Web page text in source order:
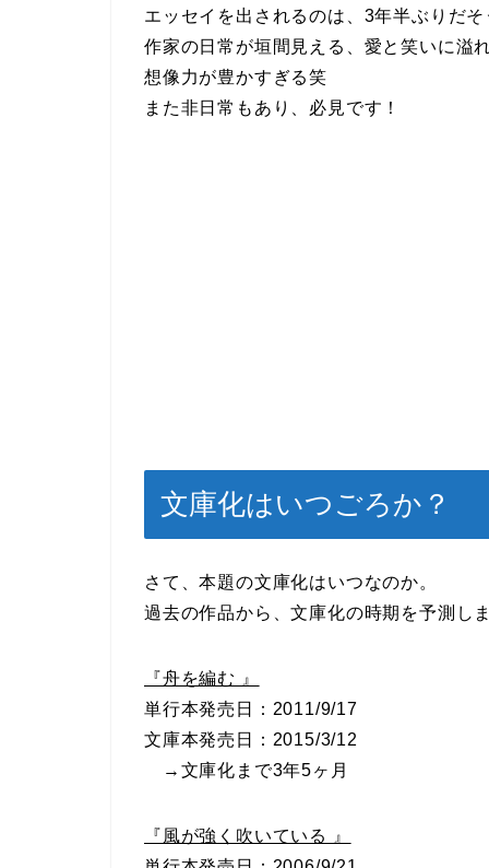
エッセイを出されるのは、3年半ぶりだ
作家の日常が垣間見える、愛と笑いに溢
想像力が豊かすぎる笑
また非日常もあり、必見です！
文庫化はいつごろか？
さて、本題の文庫化はいつなのか。
過去の作品から、文庫化の時期を予測し
『舟を編む 』
単行本発売日：2011/9/17
文庫本発売日：2015/3/12
→文庫化まで3年5ヶ月
『風が強く吹いている 』